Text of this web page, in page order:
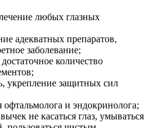
любых глазных
адекватных препаратов,
заболевание;
количество
укрепление защитных сил
и эндокринолога;
не касаться глаз, умываться